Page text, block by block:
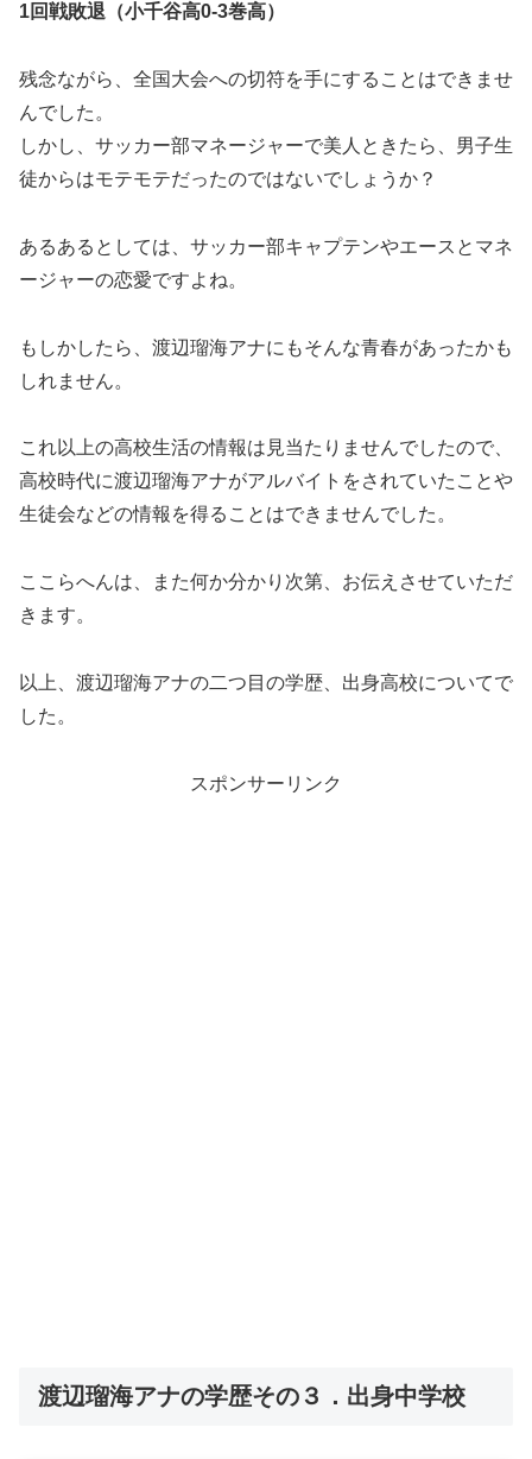
1回戦敗退（小千谷高0-3巻高）
残念ながら、全国大会への切符を手にすることはできませ
んでした。
しかし、サッカー部マネージャーで美人ときたら、男子生
徒からはモテモテだったのではないでしょうか？
あるあるとしては、サッカー部キャプテンやエースとマネ
ージャーの恋愛ですよね。
もしかしたら、渡辺瑠海アナにもそんな青春があったかも
しれません。
これ以上の高校生活の情報は見当たりませんでしたので、
高校時代に渡辺瑠海アナがアルバイトをされていたことや
生徒会などの情報を得ることはできませんでした。
ここらへんは、また何か分かり次第、お伝えさせていただ
きます。
以上、渡辺瑠海アナの二つ目の学歴、出身高校についてで
した。
スポンサーリンク
渡辺瑠海アナの学歴その３．出身中学校